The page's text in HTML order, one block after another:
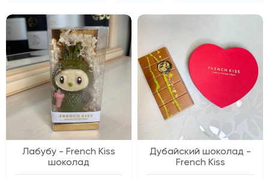
Лабубу - French Kiss
шоколад
Дубайский шоколад -
French Kiss